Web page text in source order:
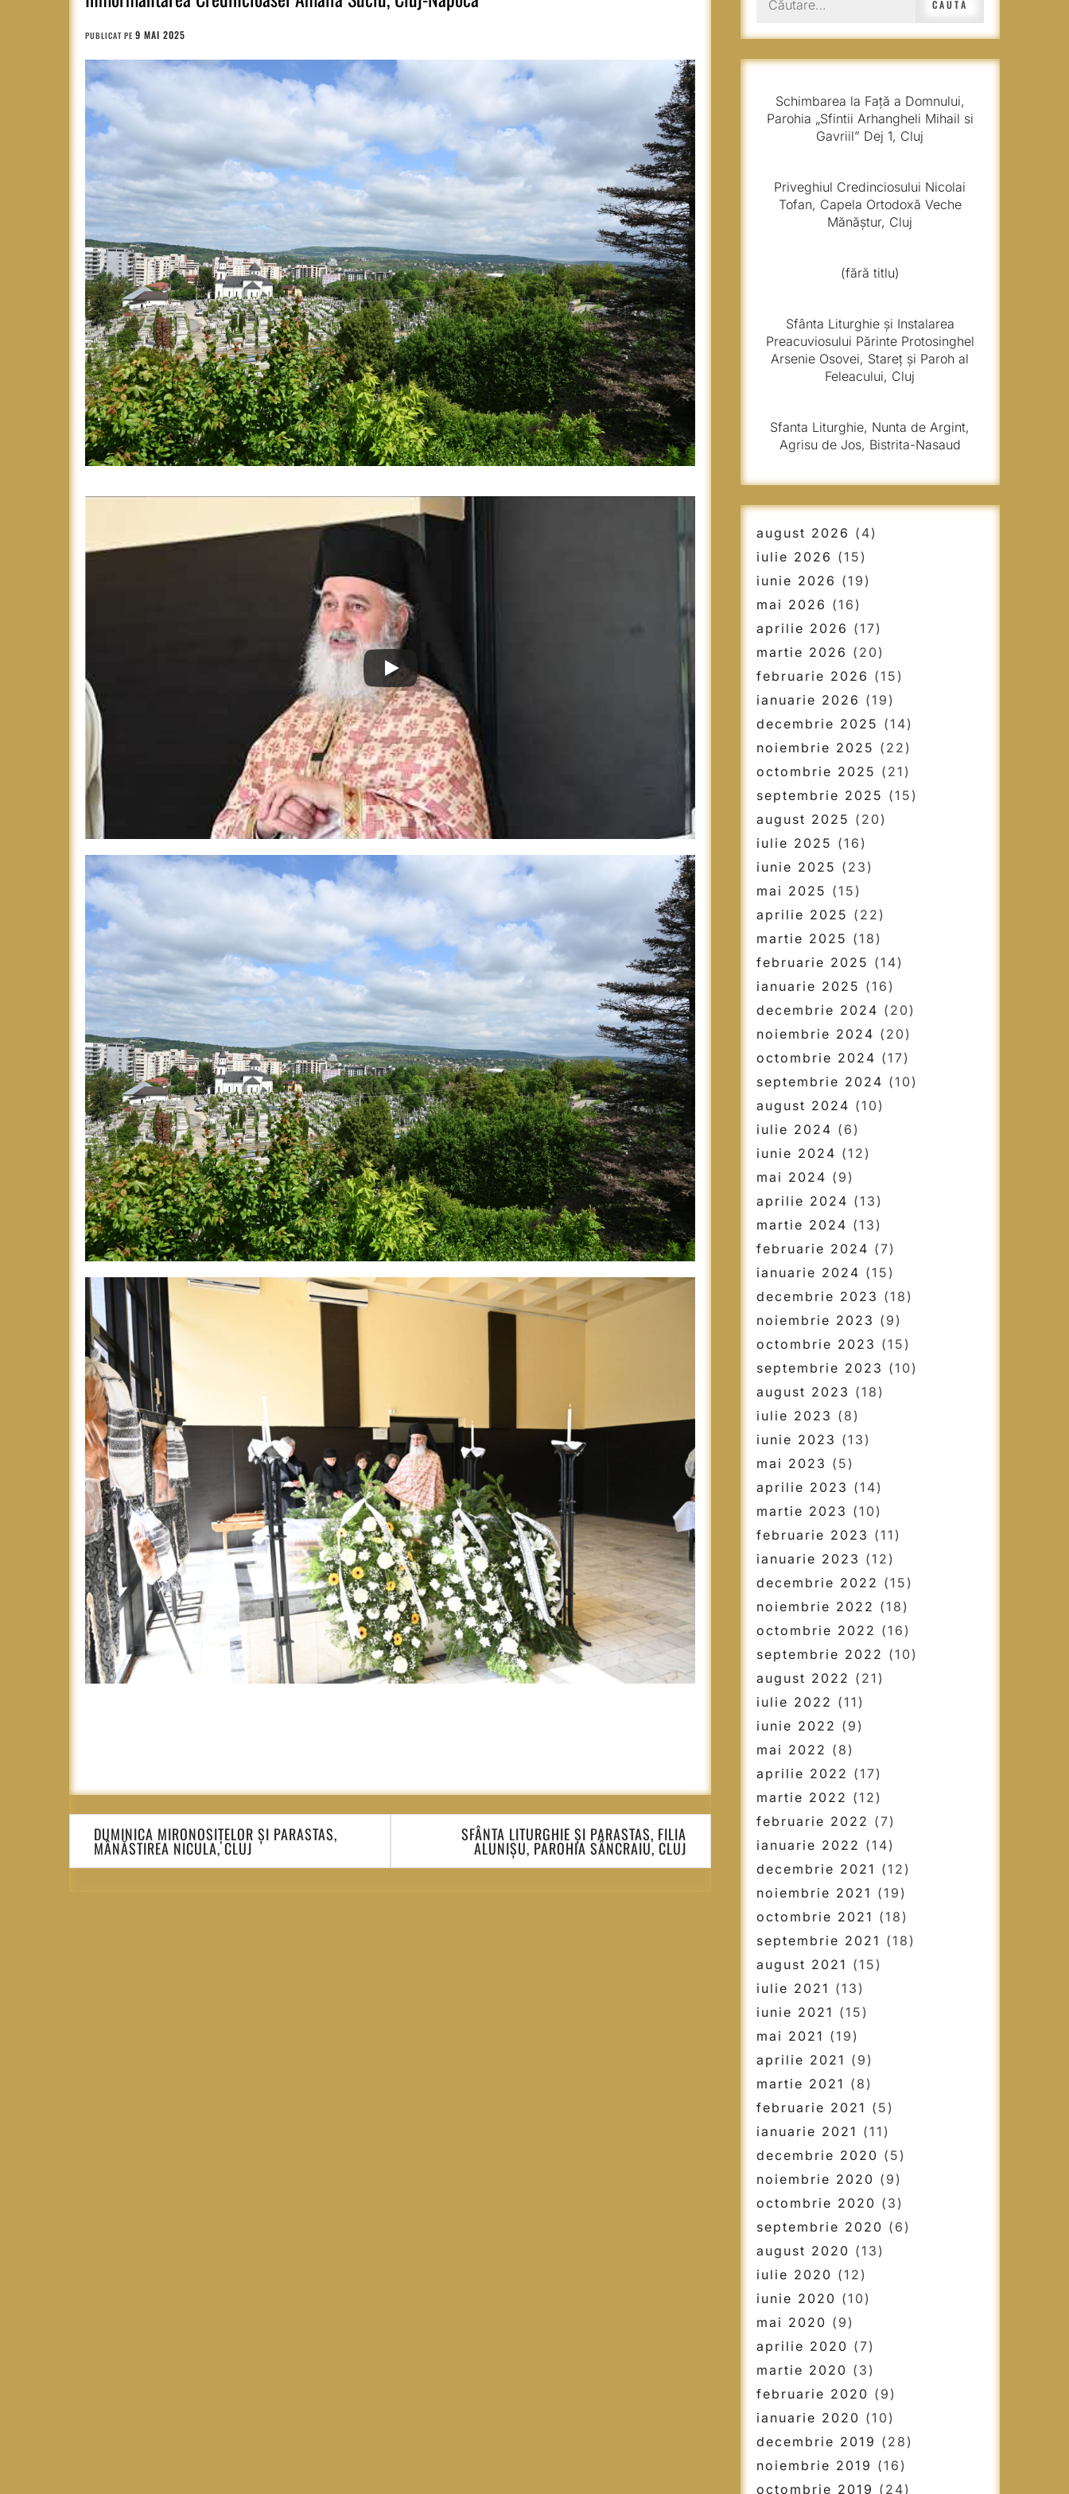
PUBLICAT PE 9 MAI 2025
Navigare
articole
DUMINICA MIRONOSIȚELOR ȘI PARASTAS,
MÂNĂSTIREA NICULA, CLUJ
SFÂNTA LITURGHIE ȘI PARASTAS, FILIA
ALUNIȘU, PAROHIA SÂNCRAIU, CLUJ
după:
Schimbarea la Față a Domnului,
Parohia „Sfintii Arhangheli Mihail si
Gavriil” Dej 1, Cluj
Priveghiul Credinciosului Nicolai
Tofan, Capela Ortodoxă Veche
Mănăștur, Cluj
(fără titlu)
Sfânta Liturghie și Instalarea
Preacuviosului Părinte Protosinghel
Arsenie Osovei, Stareț și Paroh al
Feleacului, Cluj
Sfanta Liturghie, Nunta de Argint,
Agrisu de Jos, Bistrita-Nasaud
august 2026 (4)
iulie 2026 (15)
iunie 2026 (19)
mai 2026 (16)
aprilie 2026 (17)
martie 2026 (20)
februarie 2026 (15)
ianuarie 2026 (19)
decembrie 2025 (14)
noiembrie 2025 (22)
octombrie 2025 (21)
septembrie 2025 (15)
august 2025 (20)
iulie 2025 (16)
iunie 2025 (23)
mai 2025 (15)
aprilie 2025 (22)
martie 2025 (18)
februarie 2025 (14)
ianuarie 2025 (16)
decembrie 2024 (20)
noiembrie 2024 (20)
octombrie 2024 (17)
septembrie 2024 (10)
august 2024 (10)
iulie 2024 (6)
iunie 2024 (12)
mai 2024 (9)
aprilie 2024 (13)
martie 2024 (13)
februarie 2024 (7)
ianuarie 2024 (15)
decembrie 2023 (18)
noiembrie 2023 (9)
octombrie 2023 (15)
septembrie 2023 (10)
august 2023 (18)
iulie 2023 (8)
iunie 2023 (13)
mai 2023 (5)
aprilie 2023 (14)
martie 2023 (10)
februarie 2023 (11)
ianuarie 2023 (12)
decembrie 2022 (15)
noiembrie 2022 (18)
octombrie 2022 (16)
septembrie 2022 (10)
august 2022 (21)
iulie 2022 (11)
iunie 2022 (9)
mai 2022 (8)
aprilie 2022 (17)
martie 2022 (12)
februarie 2022 (7)
ianuarie 2022 (14)
decembrie 2021 (12)
noiembrie 2021 (19)
octombrie 2021 (18)
septembrie 2021 (18)
august 2021 (15)
iulie 2021 (13)
iunie 2021 (15)
mai 2021 (19)
aprilie 2021 (9)
martie 2021 (8)
februarie 2021 (5)
ianuarie 2021 (11)
decembrie 2020 (5)
noiembrie 2020 (9)
octombrie 2020 (3)
septembrie 2020 (6)
august 2020 (13)
iulie 2020 (12)
iunie 2020 (10)
mai 2020 (9)
aprilie 2020 (7)
martie 2020 (3)
februarie 2020 (9)
ianuarie 2020 (10)
decembrie 2019 (28)
noiembrie 2019 (16)
octombrie 2019 (24)